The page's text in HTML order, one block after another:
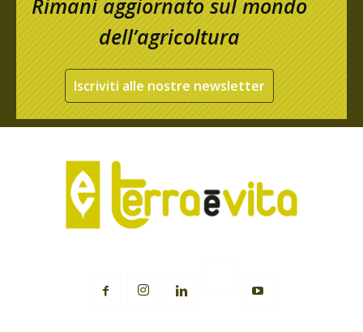
Rimani aggiornato sul mondo
dell’agricoltura
Iscriviti alle nostre newsletter